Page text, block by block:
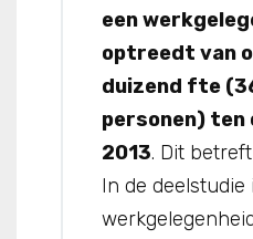
een
optreedt van
duizend fte
personen) ten
2013. Dit
In de deelstudie